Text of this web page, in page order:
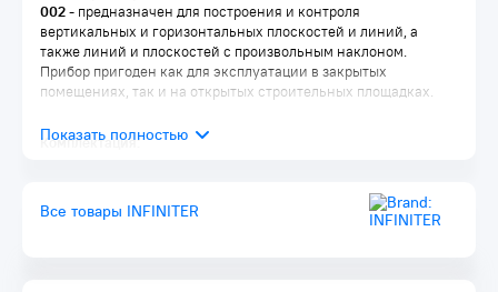
002- предназначен для построения и контроля
вертикальных и горизонтальных плоскостей и линий, а
также линий и плоскостей с произвольным наклоном.
Прибор пригоден как для эксплуатации в закрытых
помещениях, так и на открытых строительных площадках.
Комплектация:
Элемент питания (AA) 4 шт.
Все товары INFINITER